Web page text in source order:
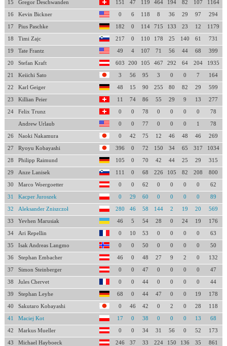
15 Gregor Deschwanden 151 47 119 464 194 82 107 1164
16 Kevin Bickner 0 6 118 8 36 29 97 294
17 Pius Paschke 182 0 114 715 133 23 12 1179
18 Timi Zajc 217 0 110 178 25 140 61 731
19 Tate Frantz 49 4 107 71 56 44 68 399
20 Stefan Kraft 603 200 105 467 292 64 204 1935
21 Keiichi Sato 3 56 95 3 0 0 7 164
22 Karl Geiger 48 15 90 255 80 82 29 599
23 Killian Peier 11 74 86 55 29 9 13 277
24 Felix Trunz 0 0 78 0 0 0 0 78
Andrew Urlaub 0 0 77 0 0 0 1 78
26 Naoki Nakamura 0 42 75 12 46 48 46 269
27 Ryoyu Kobayashi 396 0 72 150 34 65 317 1034
28 Philipp Raimund 105 0 70 42 44 25 29 315
29 Anze Lanisek 111 0 68 226 105 82 208 800
30 Marco Woergoetter 0 0 62 0 0 0 0 62
31 Kacper Juroszek 0 29 60 0 0 0 0 89
32 Aleksander Zniszczoł 280 46 58 144 2 19 20 569
33 Yevhen Marusiak 46 5 54 28 0 24 19 176
34 Ari Repellin 0 10 53 0 0 0 0 63
35 Isak Andreas Langmo 0 0 50 0 0 0 0 50
36 Stephan Embacher 46 0 48 27 9 2 0 132
37 Simon Steinberger 0 0 47 0 0 0 0 47
38 Jules Chervet 0 0 44 0 0 0 0 44
39 Stephan Leyhe 68 0 44 47 0 0 19 178
40 Sakutaro Kobayashi 0 46 42 0 2 0 28 118
41 Maciej Kot 17 0 38 0 0 0 13 68
42 Markus Mueller 0 0 34 31 56 0 52 173
43 Michael Hayboeck 246 37 33 224 150 136 35 861